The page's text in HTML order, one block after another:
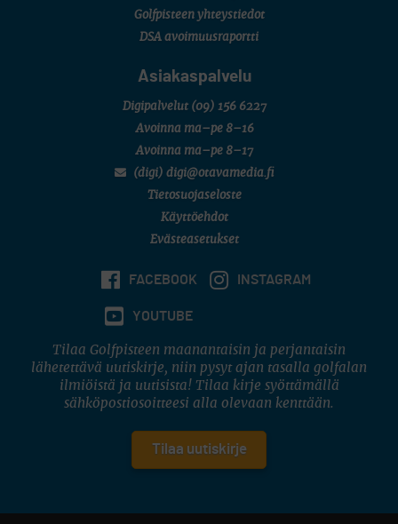
Golfpisteen yhteystiedot
DSA avoimuusraportti
Asiakaspalvelu
Digipalvelut (09) 156 6227
Avoinna ma–pe 8–16
Avoinna ma–pe 8–17
(digi) digi@otavamedia.fi
Tietosuojaseloste
Käyttöehdot
Evästeasetukset
FACEBOOK INSTAGRAM
YOUTUBE
Tilaa Golfpisteen maanantaisin ja perjantaisin
lähetettävä uutiskirje, niin pysyt ajan tasalla golfalan
ilmiöistä ja uutisista! Tilaa kirje syöttämällä
sähköpostiosoitteesi alla olevaan kenttään.
Tilaa uutiskirje